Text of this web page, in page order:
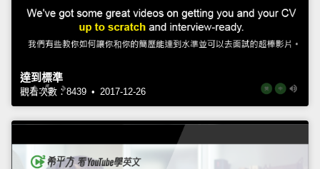
達到標準
觀看次數：8439 • 2017-12-26